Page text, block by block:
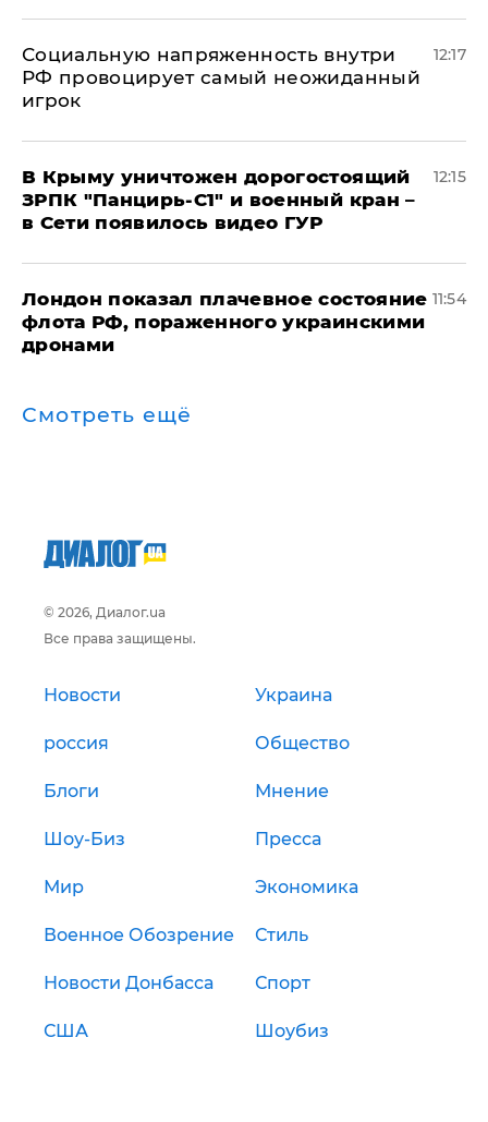
Социальную напряженность внутри
РФ провоцирует самый неожиданный
игрок
12:17
В Крыму уничтожен дорогостоящий
ЗРПК "Панцирь-С1" и военный кран –
в Сети появилось видео ГУР
12:15
Лондон показал плачевное состояние
флота РФ, пораженного украинскими
дронами
11:54
Смотреть ещё
© 2026, Диалог.ua
Все права защищены.
Новости Украина
россия Общество
Блоги Мнение
Шоу-Биз Пресса
Мир Экономика
Военное Обозрение Стиль
Новости Донбасса Спорт
США Шоубиз